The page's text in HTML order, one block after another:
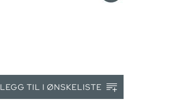
LEGG TIL I ØNSKELISTE